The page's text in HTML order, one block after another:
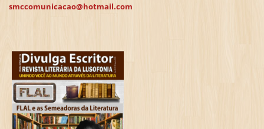
smccomunicacao@hotmail.com